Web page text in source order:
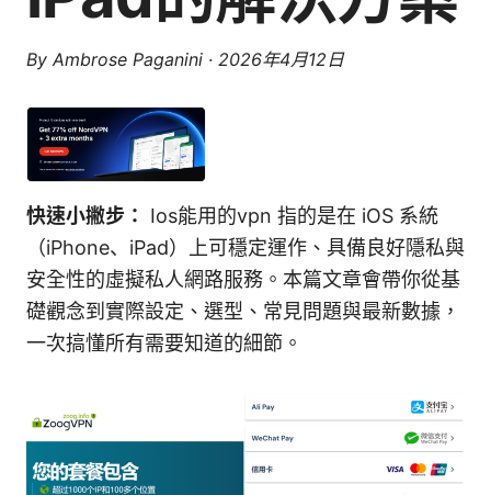
By Ambrose Paganini · 2026年4月12日
快速小撇步：
Ios能用的vpn 指的是在 iOS 系統
（iPhone、iPad）上可穩定運作、具備良好隱私與
安全性的虛擬私人網路服務。本篇文章會帶你從基
礎觀念到實際設定、選型、常見問題與最新數據，
一次搞懂所有需要知道的細節。